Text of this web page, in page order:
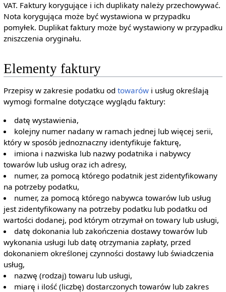
VAT. Faktury korygujące i ich duplikaty należy przechowywać.
Nota korygująca może być wystawiona w przypadku
pomyłek. Duplikat faktury może być wystawiony w przypadku
zniszczenia oryginału.
Elementy faktury
Przepisy w zakresie podatku od towarówi usług określają
wymogi formalne dotyczące wyglądu faktury:
datę wystawienia,
kolejny numer nadany w ramach jednej lub więcej serii,
który w sposób jednoznaczny identyfikuje fakturę,
imiona i nazwiska lub nazwy podatnika i nabywcy
towarów lub usług oraz ich adresy,
numer, za pomocą którego podatnik jest zidentyfikowany
na potrzeby podatku,
numer, za pomocą którego nabywca towarów lub usług
jest zidentyfikowany na potrzeby podatku lub podatku od
wartości dodanej, pod którym otrzymał on towary lub usługi,
datę dokonania lub zakończenia dostawy towarów lub
wykonania usługi lub datę otrzymania zapłaty, przed
dokonaniem określonej czynności dostawy lub świadczenia
usług,
nazwę (rodzaj) towaru lub usługi,
miarę i ilość (liczbę) dostarczonych towarów lub zakres